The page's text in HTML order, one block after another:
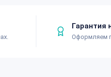
Гарантия
Оформляем